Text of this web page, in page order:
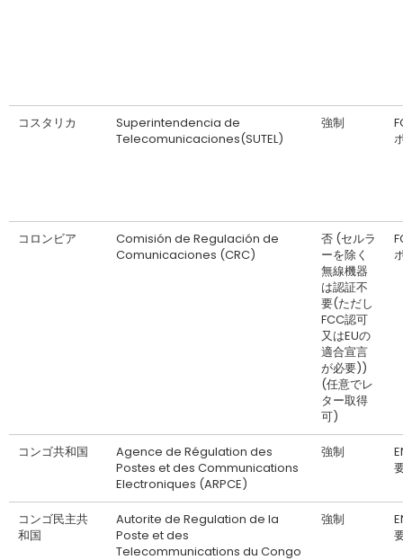
コスタリカ
Superintendencia de
Telecomunicaciones(SUTEL)
強制
コロンビア
Comisión de Regulación de
Comunicaciones (CRC)
否 (セルラ
ーを除く
無線機器
は認証不
要(ただし
FCC認可
又はEUの
適合宣言
が必要))
(任意でレ
ター取得
可)
コンゴ共和国
Agence de Régulation des
Postes et des Communications
Electroniques (ARPCE)
強制
コンゴ民主共
和国
Autorite de Regulation de la
Poste et des
Telecommunications du Congo
強制